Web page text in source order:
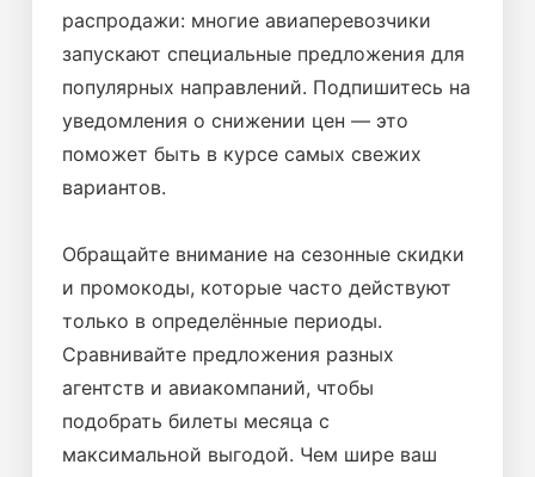
распродажи: многие авиаперевозчики
запускают специальные предложения для
популярных направлений. Подпишитесь на
уведомления о снижении цен — это
поможет быть в курсе самых свежих
вариантов.
Обращайте внимание на сезонные скидки
и промокоды, которые часто действуют
только в определённые периоды.
Сравнивайте предложения разных
агентств и авиакомпаний, чтобы
подобрать билеты месяца с
максимальной выгодой. Чем шире ваш